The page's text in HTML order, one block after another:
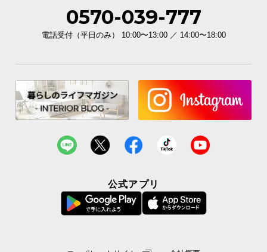
0570-039-777
電話受付（平日のみ） 10:00〜13:00 ／ 14:00〜18:00
公式アプリ